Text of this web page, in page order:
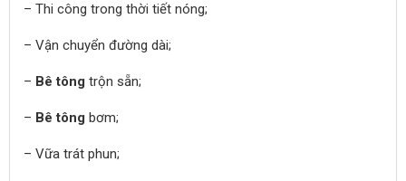
– Thi công trong thời tiết nóng;
– Vận chuyển đường dài;
– Bê tông trộn sẵn;
– Bê tông bơm;
– Vữa trát phun;